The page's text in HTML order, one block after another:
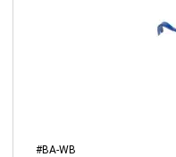
#BA-WB